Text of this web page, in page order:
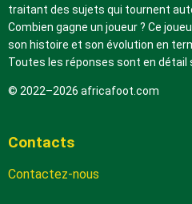
traitant des sujets qui tournent
Combien gagne un joueur ? Ce
son histoire et son évolution en
Toutes les réponses sont en détail
© 2022–2026 africafoot.com
Contacts
Contactez-nous